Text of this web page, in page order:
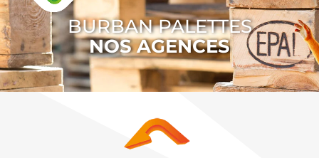
BURBAN PALETTES
NOS AGENCES